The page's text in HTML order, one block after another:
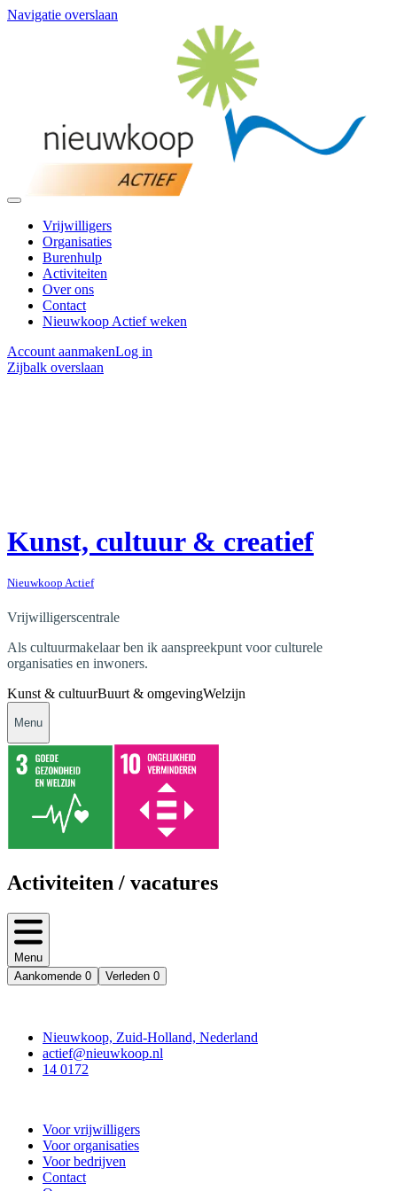
Navigatie overslaan
Vrijwilligers
Organisaties
Burenhulp
Activiteiten
Over ons
Contact
Nieuwkoop Actief weken
Account aanmakenLog in
Zijbalk overslaan
Kunst, cultuur & creatief
Nieuwkoop Actief
Vrijwilligerscentrale
Als cultuurmakelaar ben ik aanspreekpunt voor culturele
organisaties en inwoners.
Kunst & cultuurBuurt & omgevingWelzijn
Menu
Activiteiten / vacatures
Menu
Aankomende 0 Verleden 0
Nieuwkoop, Zuid-Holland, Nederland
actief@nieuwkoop.nl
14 0172
Voor vrijwilligers
Voor organisaties
Voor bedrijven
Contact